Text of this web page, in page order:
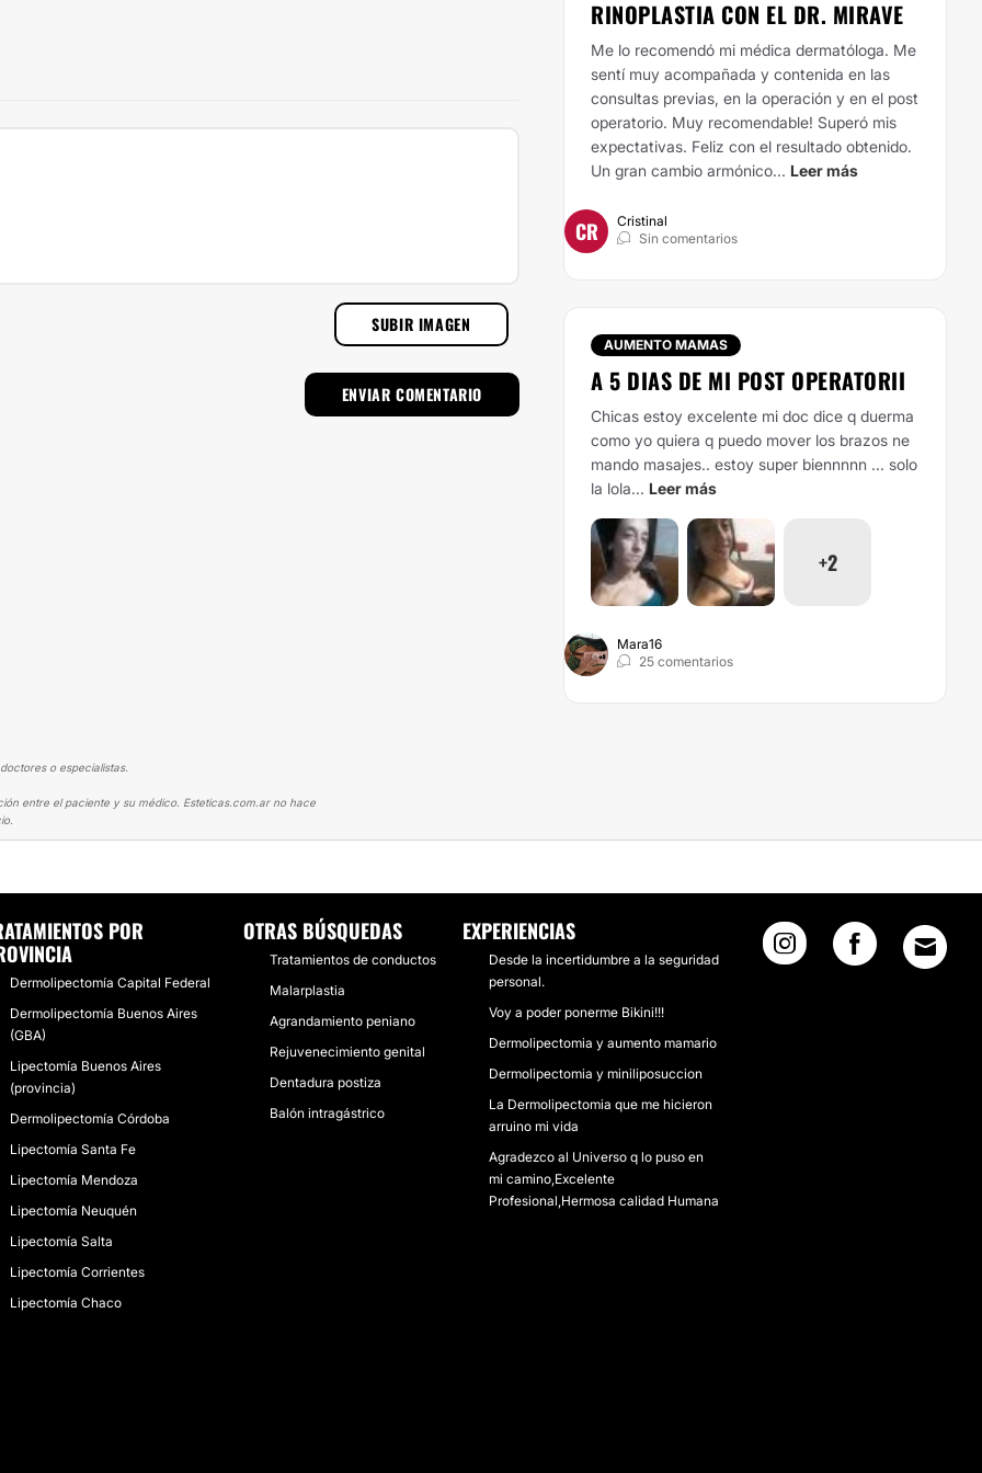
SUBIR IMAGEN
RINOPLASTIA CON EL DR. MIRAVE
Me lo recomendó mi médica dermatóloga. Me
sentí muy acompañada y contenida en las
consultas previas, en la operación y en el post
operatorio. Muy recomendable! Superó mis
expectativas. Feliz con el resultado obtenido.
Un gran cambio armónico... Leer más
CR
Cristinal
Sin comentarios
AUMENTO MAMAS
A 5 DIAS DE MI POST OPERATORII
Chicas estoy excelente mi doc dice q duerma
como yo quiera q puedo mover los brazos ne
mando masajes.. estoy super biennnnn ... solo
la lola... Leer más
+2
Mara16
25 comentarios
o especialistas.
entre el paciente y su médico. Esteticas.com.ar no hace
POR
Dermolipectomía Capital Federal
Dermolipectomía Buenos Aires
(GBA)
Lipectomía Buenos Aires
(provincia)
Dermolipectomía Córdoba
Lipectomía Santa Fe
Lipectomía Mendoza
Lipectomía Neuquén
Lipectomía Salta
Lipectomía Corrientes
Lipectomía Chaco
OTRAS BÚSQUEDAS
Tratamientos de conductos
Malarplastia
Agrandamiento peniano
Rejuvenecimiento genital
Dentadura postiza
Balón intragástrico
EXPERIENCIAS
Desde la incertidumbre a la seguridad
personal.
Voy a poder ponerme Bikini!!!
Dermolipectomia y aumento mamario
Dermolipectomia y miniliposuccion
La Dermolipectomia que me hicieron
arruino mi vida
Agradezco al Universo q lo puso en
mi camino,Excelente
Profesional,Hermosa calidad Humana